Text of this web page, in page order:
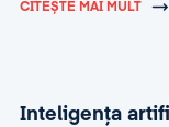
CITEȘTE MAI MULT
Inteligența